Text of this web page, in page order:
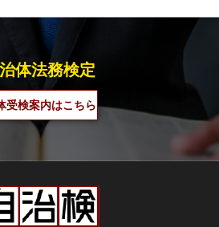
体法務検定
受検案内はこちら